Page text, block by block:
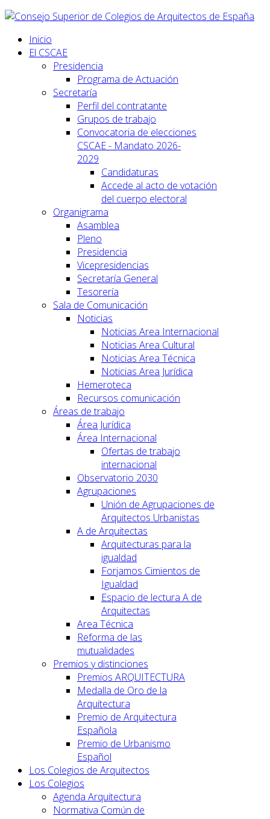
Inicio
El CSCAE
Presidencia
Programa de Actuación
Secretaría
Perfil del contratante
Grupos de trabajo
Convocatoria de elecciones
CSCAE - Mandato 2026-
2029
Candidaturas
Accede al acto de votación
del cuerpo electoral
Organigrama
Asamblea
Pleno
Presidencia
Vicepresidencias
Secretaría General
Tesorería
Sala de Comunicación
Noticias
Noticias Area Internacional
Noticias Area Cultural
Noticias Area Técnica
Noticias Area Jurídica
Hemeroteca
Recursos comunicación
Áreas de trabajo
Área Jurídica
Área Internacional
Ofertas de trabajo
internacional
Observatorio 2030
Agrupaciones
Unión de Agrupaciones de
Arquitectos Urbanistas
A de Arquitectas
Arquitecturas para la
igualdad
Forjamos Cimientos de
Igualdad
Espacio de lectura A de
Arquitectas
Area Técnica
Reforma de las
mutualidades
Premios y distinciones
Premios ARQUITECTURA
Medalla de Oro de la
Arquitectura
Premio de Arquitectura
Española
Premio de Urbanismo
Español
Los Colegios de Arquitectos
Los Colegios
Agenda Arquitectura
Normativa Común de